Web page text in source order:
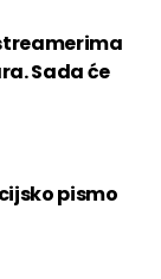
Sada će
pismo